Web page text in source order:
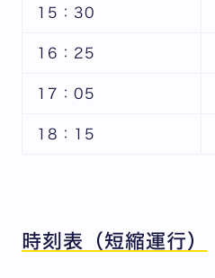
15：30
16：25
17：05
18：15
時刻表（短縮運行）